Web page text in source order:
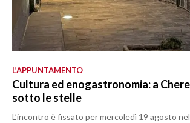
L’APPUNTAMENTO
Cultura ed enogastronomia: a
sotto le stelle
L’incontro è fissato per mercoledì 19 agosto